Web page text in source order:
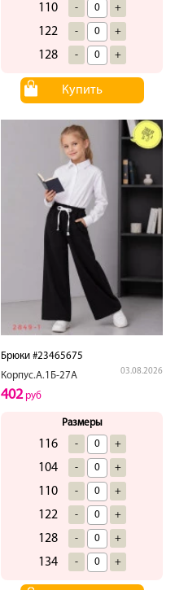
110 - +
122 - +
128 - +
Купить
Брюки #23465675
Корпус.А.1Б-27А
03.08.2026
402руб
Размеры
116 - +
104 - +
110 - +
122 - +
128 - +
134 - +